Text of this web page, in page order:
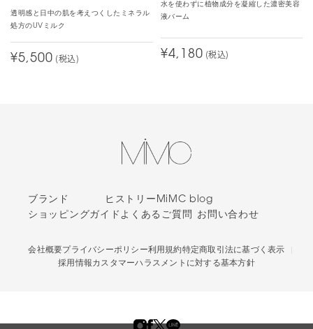
透明感と日中の肌を考えつくしたミネラル
処方のUVミルク
¥5,500 (税込)
水を使わずに植物成分を凝縮した濃密美容
液バーム
¥4,180 (税込)
ブランド ヒストリー MiMC blog
ショッピングガイド よくあるご質問 お問い合わせ
会社概要プライバシーポリシー利用規約特定商取引法に基づく表示
採用情報カスタマーハラスメントに対する基本方針